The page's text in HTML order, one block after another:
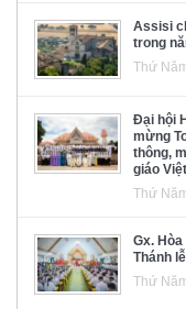
Assisi
trong
Thứ
Đại hội
mừng
thông,
giáo
Thứ
Gx.
Thánh
Thứ